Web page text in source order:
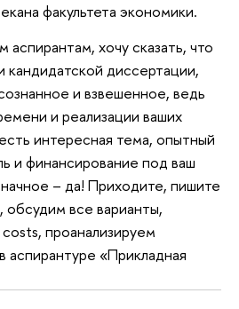
факультета экономики.
хочу сказать, что
диссертации,
и взвешенное, ведь
и реализации ваших
интересная тема, опытный
и финансирование под ваш
– да! Приходите, пишите
обсудим все варианты,
проанализируем
«Прикладная